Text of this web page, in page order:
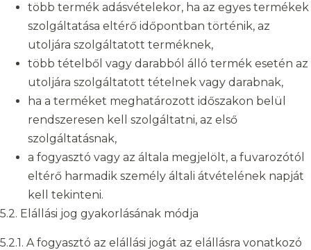
több termék adásvételekor, ha az egyes termékek
szolgáltatása eltérő időpontban történik, az
utoljára szolgáltatott terméknek,
több tételből vagy darabból álló termék esetén az
utoljára szolgáltatott tételnek vagy darabnak,
ha a terméket meghatározott időszakon belül
rendszeresen kell szolgáltatni, az első
szolgáltatásnak,
a fogyasztó vagy az általa megjelölt, a fuvarozótól
eltérő harmadik személy általi átvételének napját
kell tekinteni.
5.2. Elállási jog gyakorlásának módja
5.2.1. A fogyasztó az elállási jogát az elállásra vonatkozó